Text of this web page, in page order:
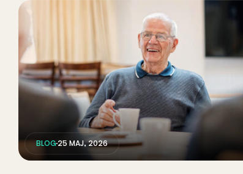
BLOG 25 MAJ, 2026